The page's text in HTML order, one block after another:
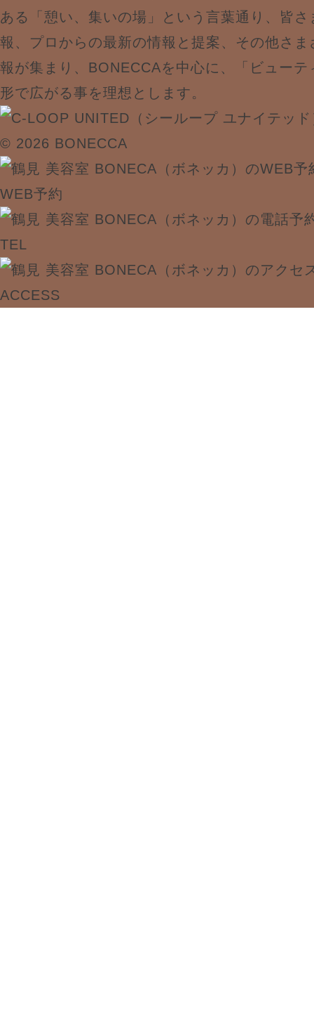
ある「憩い、集いの場」という言葉通り、皆
報、プロからの最新の情報と提案、その他さ
報が集まり、BONECCAを中心に、「ビュー
形で広がる事を理想とします。
© 2026 BONECCA
WEB予約
TEL
ACCESS